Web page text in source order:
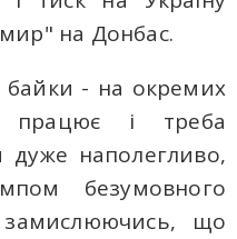
на Донбас.
- на окремих
працює і треба
дуже наполегливо,
безумовного
що